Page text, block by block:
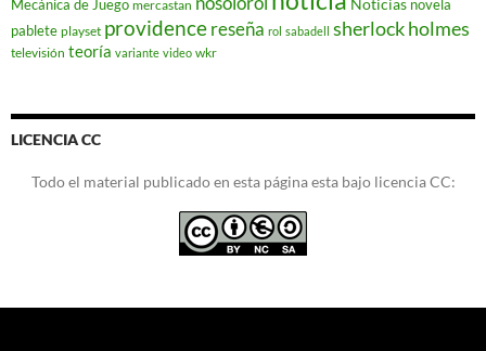
Mecánica de Juego mercastan Noticias novela
pablete playset providencereseña rol sabadell sherlock holmes
televisión teoría variante video wkr
LICENCIA CC
Todo el material publicado en esta página esta bajo licencia CC: